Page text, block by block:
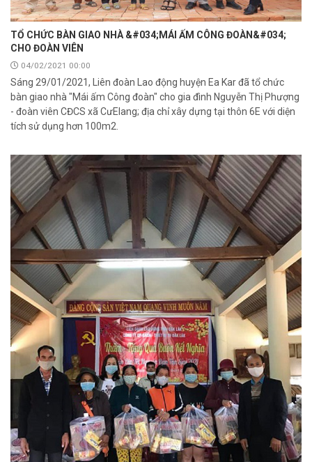
TỔ CHỨC BÀN GIAO NHÀ &#034;MÁI ẤM CÔNG ĐOÀN&#034;
CHO ĐOÀN VIÊN
04/02/2021 00:00
Sáng 29/01/2021, Liên đoàn Lao động huyện Ea Kar đã tổ chức
bàn giao nhà "Mái ấm Công đoàn" cho gia đình Nguyễn Thị Phượng
- đoàn viên CĐCS xã CưElang; địa chỉ xây dựng tại thôn 6E với diện
tích sử dụng hơn 100m2.